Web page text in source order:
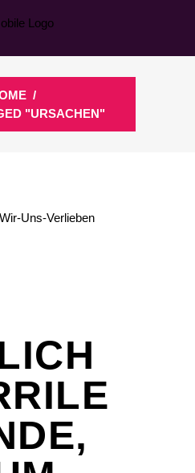
/
"URSACHEN"